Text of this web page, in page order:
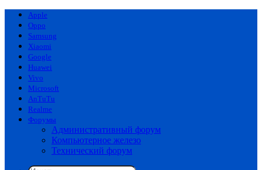
Apple
Oppo
Samsung
Xiaomi
Google
Huawei
Vivo
Microsoft
AnTuTu
Realme
Форумы
Административный форум
Компьютерное железо
Технический форум